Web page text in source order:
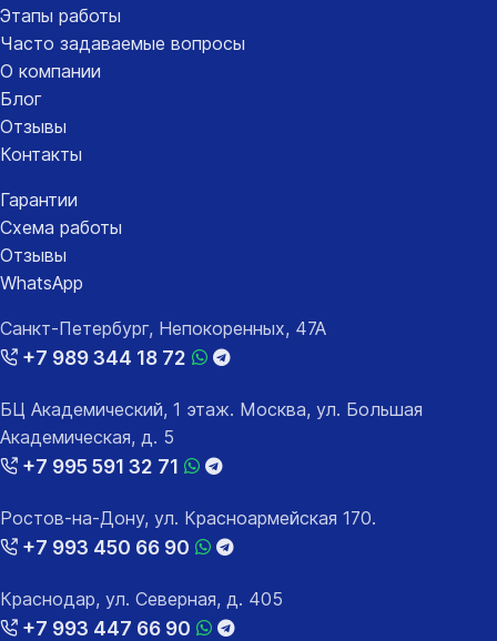
Этапы работы
Часто задаваемые вопросы
О компании
Блог
Отзывы
Контакты
Гарантии
Схема работы
Отзывы
WhatsApp
Санкт-Петербург, Непокоренных, 47А
+7 989 344 18 72
БЦ Академический, 1 этаж. Москва, ул. Большая
Академическая, д. 5
+7 995 591 32 71
Ростов-на-Дону, ул. Красноармейская 170.
+7 993 450 66 90
Краснодар, ул. Северная, д. 405
+7 993 447 66 90